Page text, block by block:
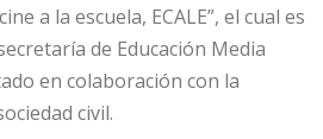
a la escuela, ECALE”, el cual es
de Educación Media
en colaboración con la
civil.